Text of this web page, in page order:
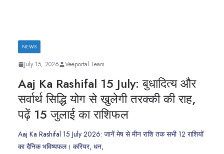
NEWS
July 15, 2026 Veeportal Team
Aaj Ka Rashifal 15 July: बुधादित्य और
सर्वार्थ सिद्धि योग से खुलेगी तरक्की की राह,
पढ़ें 15 जुलाई का राशिफल
Aaj Ka Rashifal 15 July 2026: जानें मेष से मीन राशि तक सभी 12 राशियों
का दैनिक भविष्यफल। करियर, धन,